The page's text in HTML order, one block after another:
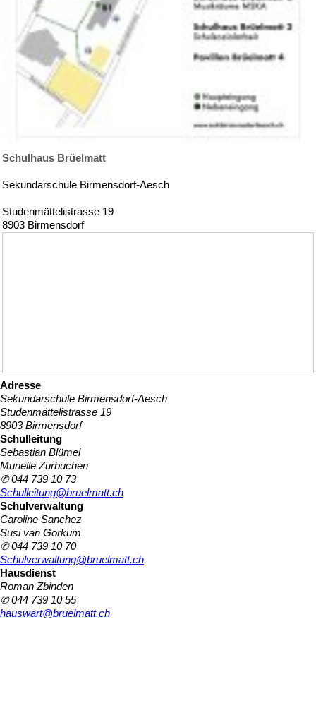
Schulhaus Brüelmatt
Sekundarschule Birmensdorf-Aesch
Studenmättelistrasse 19
8903 Birmensdorf
Adresse
Sekundarschule Birmensdorf-Aesch
Studenmättelistrasse 19
8903 Birmensdorf
Schulleitung
Sebastian Blümel
Murielle Zurbuchen
✆ 044 739 10 73
Schulleitung@bruelmatt.ch
Schulverwaltung
Caroline Sanchez
Susi van Gorkum
✆ 044 739 10 70
Schulverwaltung@bruelmatt.ch
Hausdienst
Roman Zbinden
✆ 044 739 10 55
hauswart@bruelmatt.ch